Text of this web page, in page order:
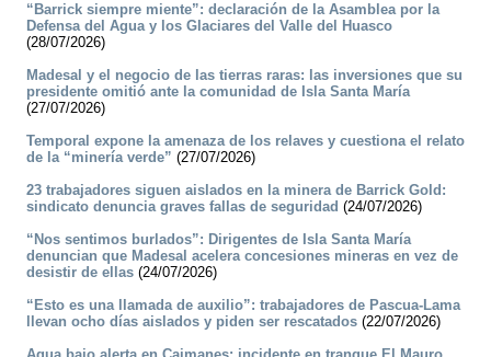
“Barrick siempre miente”: declaración de la Asamblea por la
Defensa del Agua y los Glaciares del Valle del Huasco
(28/07/2026)
Madesal y el negocio de las tierras raras: las inversiones que su
presidente omitió ante la comunidad de Isla Santa María
(27/07/2026)
Temporal expone la amenaza de los relaves y cuestiona el relato
de la “minería verde” (27/07/2026)
23 trabajadores siguen aislados en la minera de Barrick Gold:
sindicato denuncia graves fallas de seguridad (24/07/2026)
“Nos sentimos burlados”: Dirigentes de Isla Santa María
denuncian que Madesal acelera concesiones mineras en vez de
desistir de ellas (24/07/2026)
“Esto es una llamada de auxilio”: trabajadores de Pascua-Lama
llevan ocho días aislados y piden ser rescatados (22/07/2026)